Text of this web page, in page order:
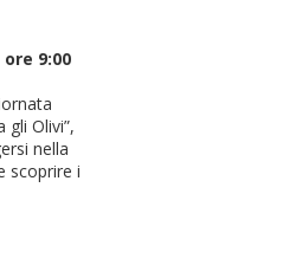
9:00
gli Olivi”,
nella
scoprire i